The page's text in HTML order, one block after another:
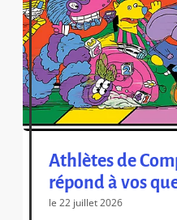
Athlètes de
répond à vos
le 22 juillet 2026